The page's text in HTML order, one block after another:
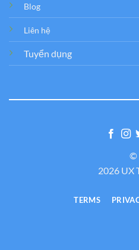
Blog
Liên hệ
Tuyển dụng
©
2026 UX
TERMS